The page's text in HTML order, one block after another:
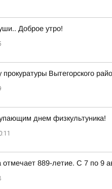
Доброе утро!
прокуратуры Вытегорского
днем физкультуника!
отмечает 889-летие. С 7 по 9